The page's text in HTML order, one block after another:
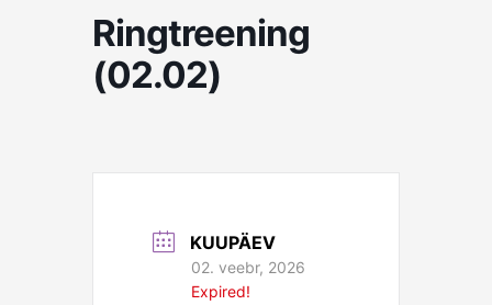
Ringtreening
(02.02)
KUUPÄEV
02. veebr, 2026
Expired!